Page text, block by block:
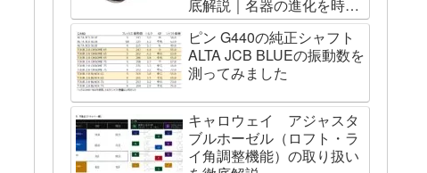
底解説｜名器の進化を時系
列で辿る
ピン G440の純正シャフト
ALTA JCB BLUEの振動数を
測ってみました
キャロウェイ アジャスタ
ブルホーゼル（ロフト・ラ
イ角調整機能）の取り扱い